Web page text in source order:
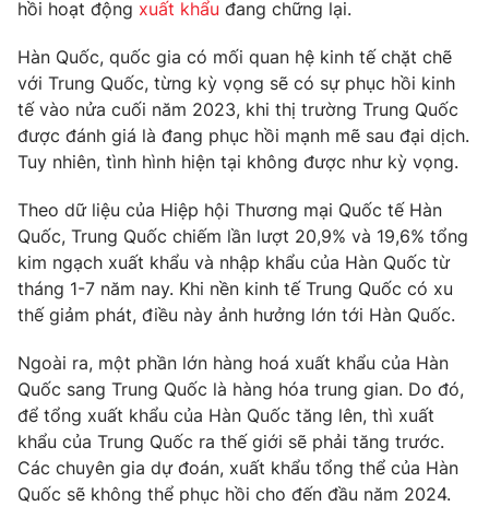
Hậu trường
Nhân vật
Khán giả
Giải sao mai
Giải trí
Điện ảnh
Âm nhạc
Đời sống
Du lịch
Làm đẹp
Chất lượng cuộc sống
Giáo dục
Tuyển sinh
Học trực tuyến
Công nghệ
Hitech Công nghệ tương lai
Sản phẩm
Thị trường
Tư vấn
Giao lưu trực tuyến
Lịch phát sóng
Chuyên mục khác
Emagazine Podcast
hồi hoạt động xuất khẩu đang chững lại.
Hàn Quốc, quốc gia có mối quan hệ kinh tế chặt chẽ
với Trung Quốc, từng kỳ vọng sẽ có sự phục hồi kinh
tế vào nửa cuối năm 2023, khi thị trường Trung Quốc
được đánh giá là đang phục hồi mạnh mẽ sau đại dịch.
Tuy nhiên, tình hình hiện tại không được như kỳ vọng.
Theo dữ liệu của Hiệp hội Thương mại Quốc tế Hàn
Quốc, Trung Quốc chiếm lần lượt 20,9% và 19,6% tổng
kim ngạch xuất khẩu và nhập khẩu của Hàn Quốc từ
tháng 1-7 năm nay. Khi nền kinh tế Trung Quốc có xu
thế giảm phát, điều này ảnh hưởng lớn tới Hàn Quốc.
Ngoài ra, một phần lớn hàng hoá xuất khẩu của Hàn
Quốc sang Trung Quốc là hàng hóa trung gian. Do đó,
để tổng xuất khẩu của Hàn Quốc tăng lên, thì xuất
khẩu của Trung Quốc ra thế giới sẽ phải tăng trước.
Các chuyên gia dự đoán, xuất khẩu tổng thể của Hàn
Quốc sẽ không thể phục hồi cho đến đầu năm 2024.